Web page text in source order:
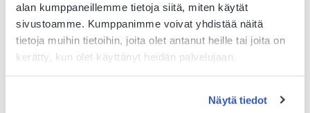
alan kumppaneillemme tietoja siitä, miten käytät
sivustoamme. Kumppanimme voivat yhdistää näitä
tietoja muihin tietoihin, joita olet antanut heille tai joita on
kerätty, kun olet käyttänyt heidän palvelujaan.
Näytä tiedot
Ilmoita turvallisuushavainto
Palaute
Evästekäytännöt
Rauma